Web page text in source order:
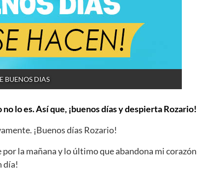
BUENOS DIAS
lo es. Así que, ¡buenos días y despierta Rozario!
¡Buenos días Rozario!
la mañana y lo último que abandona mi corazón
día!